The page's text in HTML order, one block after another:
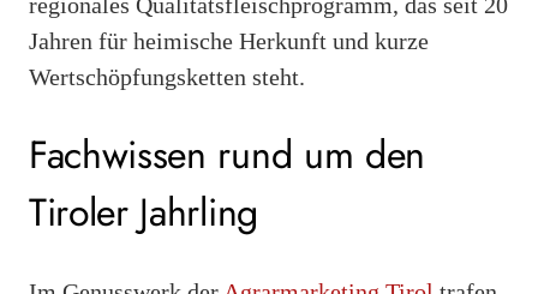
Jahren für heimische Herkunft und kurze
Wertschöpfungsketten steht.
Fachwissen rund um den
Tiroler Jahrling